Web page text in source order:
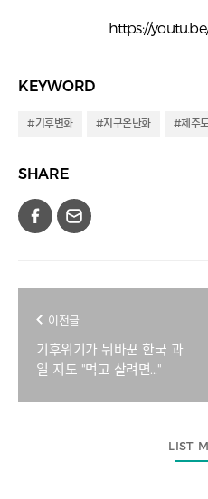
https://
KEYWORD
#기후변화 #지구온난화 #제주
SHARE
이전글
기후위기가 뒤바꾼 한국 과
일 지도 "먹고 살려면..."
LIST